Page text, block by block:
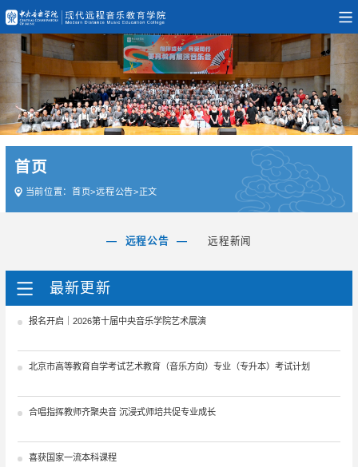
首页
当前位置： 首页>远程公告>正文
远程公告 远程新闻
最新更新
报名开启｜2026第十届中央音乐学院艺术展演
北京市高等教育自学考试艺术教育（音乐方向）专业（专升本）考试计划
合唱指挥教师齐聚央音 沉浸式师培共促专业成长
喜获国家一流本科课程